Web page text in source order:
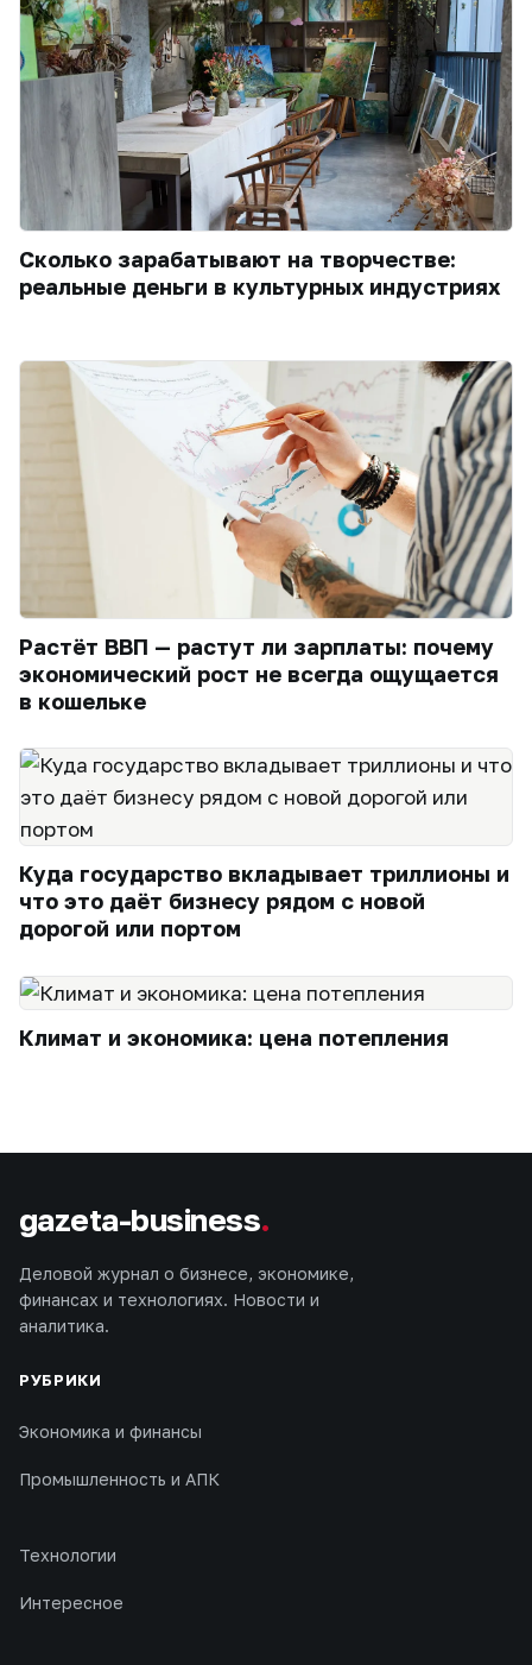
Сколько зарабатывают на творчестве:
реальные деньги в культурных индустриях
Растёт ВВП — растут ли зарплаты: почему
экономический рост не всегда ощущается
в кошельке
Куда государство вкладывает триллионы и
что это даёт бизнесу рядом с новой
дорогой или портом
Климат и экономика: цена потепления
gazeta-business.
Деловой журнал о бизнесе, экономике,
финансах и технологиях. Новости и
аналитика.
РУБРИКИ
Экономика и финансы
Промышленность и АПК
Технологии
Интересное